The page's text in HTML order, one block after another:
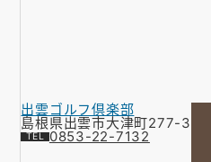
出雲ゴルフ倶楽部
島根県出雲市大津町277-3
0853-22-7132